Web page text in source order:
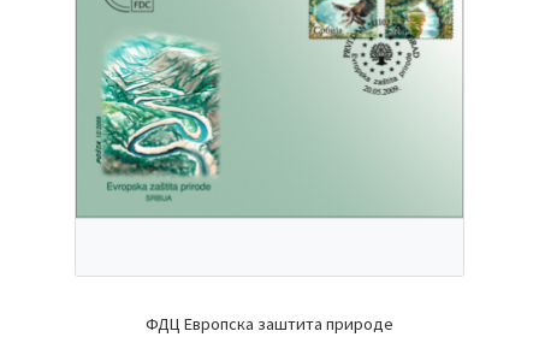
ФДЦ Европска заштита природе